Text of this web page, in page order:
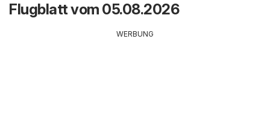
Flugblatt vom 05.08.2026
WERBUNG